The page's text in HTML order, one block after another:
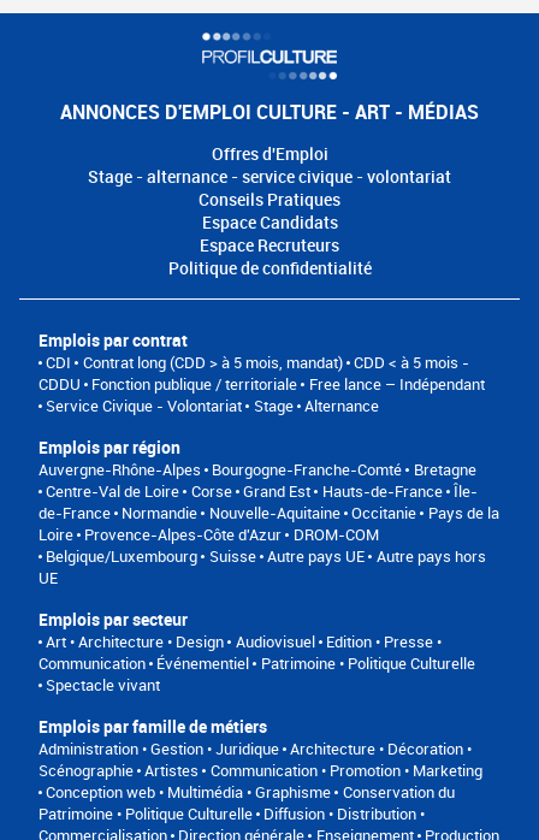
ANNONCES D'EMPLOI CULTURE - ART - MÉDIAS
Offres d'Emploi
Stage - alternance - service civique - volontariat
Conseils Pratiques
Espace Candidats
Espace Recruteurs
Politique de confidentialité
Emplois par contrat
CDI Contrat long (CDD > à 5 mois, mandat) CDD < à 5 mois -
CDDU
Fonction publique / territoriale
Free lance – Indépendant
Service Civique - Volontariat
Stage Alternance
Emplois par région
Auvergne-Rhône-Alpes Bourgogne-Franche-Comté
Bretagne
Centre-Val de Loire Corse Grand Est Hauts-de-France Île-
de-France Normandie Nouvelle-Aquitaine Occitanie
Pays de la
Loire Provence-Alpes-Côte d'Azur
DROM-COM
Belgique/Luxembourg
Suisse Autre pays UE Autre pays hors
UE
Emplois par secteur
Art • Architecture • Design Audiovisuel Edition • Presse •
Communication Événementiel
Patrimoine • Politique Culturelle
Spectacle vivant
Emplois par famille de métiers
Administration • Gestion • Juridique Architecture • Décoration •
Scénographie Artistes
Communication • Promotion • Marketing
Conception web • Multimédia • Graphisme Conservation du
Patrimoine • Politique Culturelle Diffusion • Distribution •
Commercialisation Direction générale Enseignement Production